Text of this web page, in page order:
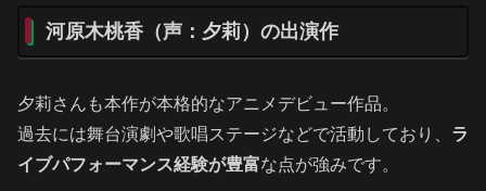
河原木桃香（声：夕莉）の出演作
夕莉さんも本作が本格的なアニメデビュー作品。
過去には舞台演劇や歌唱ステージなどで活動しており、 ラ
イブパフォーマンス経験が豊富な点が強みです。